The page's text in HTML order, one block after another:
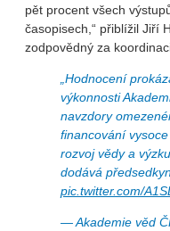
pět procent všech
časopisech,“ přiblížil Jiří
zodpovědný za
„Hodnocení
výkonnosti
navzdory
financování
rozvoj vědy a
dodává
pic.twitter.com/
— Akademie věd